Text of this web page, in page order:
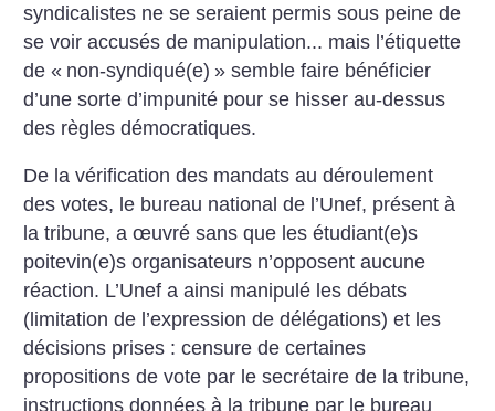
syndicalistes ne se seraient permis sous peine de
se voir accusés de manipulation... mais l’étiquette
de « non-syndiqué(e) » semble faire bénéficier
d’une sorte d’impunité pour se hisser au-dessus
des règles démocratiques.
De la vérification des mandats au déroulement
des votes, le bureau national de l’Unef, présent à
la tribune, a œuvré sans que les étudiant(e)s
poitevin(e)s organisateurs n’opposent aucune
réaction. L’Unef a ainsi manipulé les débats
(limitation de l’expression de délégations) et les
décisions prises : censure de certaines
propositions de vote par le secrétaire de la tribune,
instructions données à la tribune par le bureau